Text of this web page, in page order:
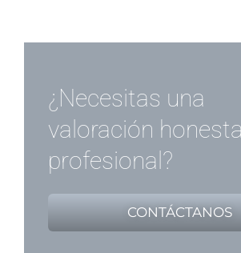
¿Necesitas una
valoración
profesional?
CONTÁCTANOS